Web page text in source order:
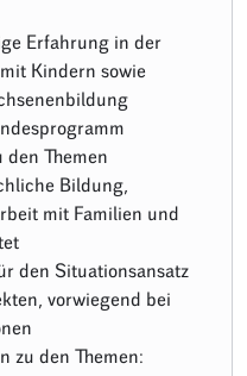
Erfahrung in der
Kindern sowie
den Themen
Bildung,
mit Familien und
den Situationsansatz
vorwiegend bei
zu den Themen: